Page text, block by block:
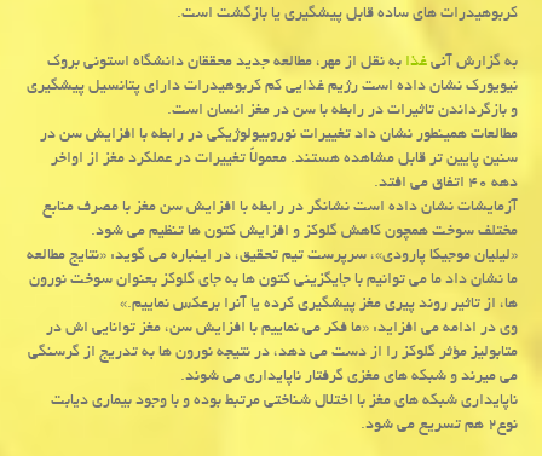
كربوهیدرات های ساده قابل پیشگیری یا بازگشت است.
به گزارش آنیغذابه نقل از مهر، مطالعه جدید محققان دانشگاه استونی بروك
نیویورك نشان داده است رژیم غذایی كم كربوهیدرات دارای پتانسیل پیشگیری
و بازگرداندن تاثیرات در رابطه با سن در مغز انسان است.
مطالعات همینطور نشان داد تغییرات نوروبیولوژیكی در رابطه با افزایش سن در
سنین پایین تر قابل مشاهده هستند. معمولاً تغییرات در عملكرد مغز از اواخر
دهه ۴۰ اتفاق می افتد.
آزمایشات نشان داده است نشانگر در رابطه با افزایش سن مغز با مصرف منابع
مختلف سوخت همچون كاهش گلوكز و افزایش كتون ها تنظیم می شود.
«لیلیان موجیكا پارودی»، سرپرست تیم تحقیق، در اینباره می گوید: «نتایج مطالعه
ما نشان داد ما می توانیم با جایگزینی كتون ها به جای گلوكز بعنوان سوخت نورون
ها، از تاثیر روند پیری مغز پیشگیری كرده یا آنرا برعكس نماییم.»
وی در ادامه می افزاید: «ما فكر می نماییم با افزایش سن، مغز توانایی اش در
متابولیز مؤثر گلوكز را از دست می دهد، در نتیجه نورون ها به تدریج از گرسنگی
می میرند و شبكه های مغزی گرفتار ناپایداری می شوند.
ناپایداری شبكه های مغز با اختلال شناختی مرتبط بوده و با وجود بیماری دیابت
نوع۲ هم تسریع می شود.